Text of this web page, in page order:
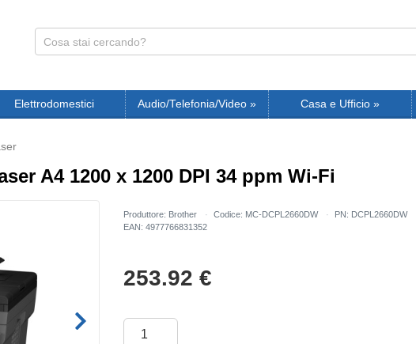
Elettrodomestici Audio/Telefonia/Video » Casa e Ufficio »
A4 1200 x 1200 DPI 34 ppm Wi-Fi
Produttore: Brother Codice: MC-DCPL2660DW
PN: DCPL2660DW
EAN: 4977766831352
253.92 €